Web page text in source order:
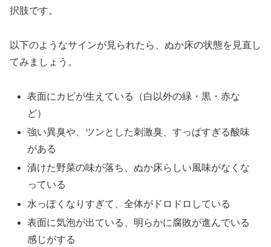
択肢です。
以下のようなサインが見られたら、ぬか床の状態を見直し
てみましょう。
表面にカビが生えている（白以外の緑・黒・赤な
ど）
強い異臭や、ツンとした刺激臭、すっぱすぎる酸味
がある
漬けた野菜の味が落ち、ぬか床らしい風味がなくな
っている
水っぽくなりすぎて、全体がドロドロしている
表面に気泡が出ている、明らかに腐敗が進んでいる
感じがする